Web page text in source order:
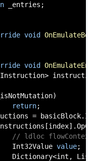
_entries;
void
void OnEmulateEnd
return;
// ldloc flowContext
value;
int ,